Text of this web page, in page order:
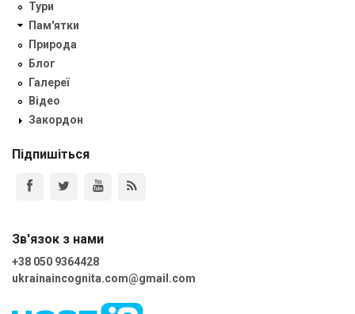
Тури
Пам'ятки
Природа
Блог
Галереї
Відео
Закордон
Підпишіться
Зв'язок з нами
+38 050 9364428
ukrainaincognita.com@gmail.com